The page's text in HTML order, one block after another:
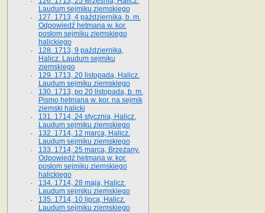
Laudum sejmiku ziemskiego
127. 1713, 4 października, b. m.
Odpowiedź hetmana w. kor.
posłom sejmiku ziemskiego
halickiego
128. 1713, 9 października,
Halicz. Laudum sejmiku
ziemskiego
129. 1713, 20 listopada, Halicz.
Laudum sejmiku ziemskiego
130. 1713, po 20 listopada, b. m.
Pismo hetmana w. kor. na sejmik
ziemski halicki
131. 1714, 24 stycznia, Halicz.
Laudum sejmiku ziemskiego
132. 1714, 12 marca, Halicz.
Laudum sejmiku ziemskiego
133. 1714, 25 marca, Brzeżany.
Odpowiedź hetmana w. kor.
posłom sejmiku ziemskiego
halickiego
134. 1714, 28 maja, Halicz.
Laudum sejmiku ziemskiego
135. 1714, 10 lipca, Halicz.
Laudum sejmiku ziemskiego